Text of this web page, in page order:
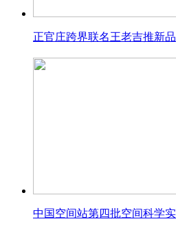
正官庄跨界联名王老吉推新
中国空间站第四批空间科学